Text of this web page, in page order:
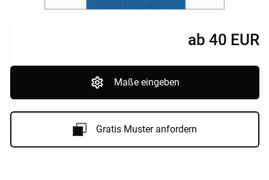
ab 40 EUR
Maße eingeben
Gratis Muster anfordern